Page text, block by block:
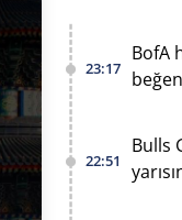
23:17
BofA
22:51
Bulls